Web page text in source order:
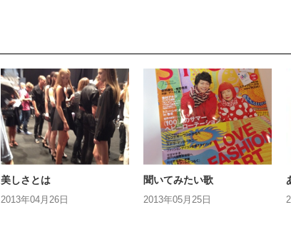
美しさとは
2013年04月26日
聞いてみたい歌
2013年05月25日